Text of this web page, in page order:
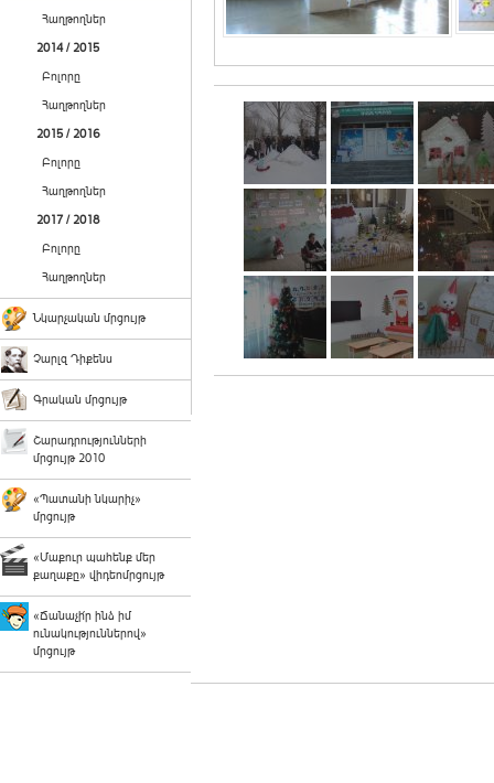
Հաղթողներ
2014 / 2015
Բոլորը
Հաղթողներ
2015 / 2016
Բոլորը
Հաղթողներ
2017 / 2018
Բոլորը
Հաղթողներ
Նկարչական մրցույթ
Չարլզ Դիքենս
Գրական մրցույթ
Շարադրությունների
մրցույթ 2010
«Պատանի նկարիչ»
մրցույթ
«Մաքուր պահենք մեր
քաղաքը» վիդեոմրցույթ
«Ճանաչի՛ր ինձ իմ
ունակություններով»
մրցույթ